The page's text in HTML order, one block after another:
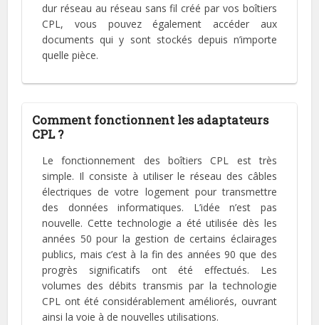
dur réseau au réseau sans fil créé par vos boîtiers
CPL, vous pouvez également accéder aux
documents qui y sont stockés depuis n’importe
quelle pièce.
Comment fonctionnent les adaptateurs
CPL ?
Le fonctionnement des boîtiers CPL est très
simple. Il consiste à utiliser le réseau des câbles
électriques de votre logement pour transmettre
des données informatiques. L’idée n’est pas
nouvelle. Cette technologie a été utilisée dès les
années 50 pour la gestion de certains éclairages
publics, mais c’est à la fin des années 90 que des
progrès significatifs ont été effectués. Les
volumes des débits transmis par la technologie
CPL ont été considérablement améliorés, ouvrant
ainsi la voie à de nouvelles utilisations.